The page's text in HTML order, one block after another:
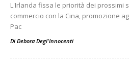
L'Irlanda fissa le priorità dei prossimi
commercio con la Cina, promozione
Pac
Di Debora Degl'Innocenti